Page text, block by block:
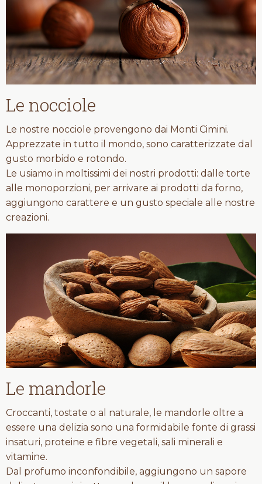
Le nocciole
Le nostre nocciole provengono dai Monti Cimini.
Apprezzate in tutto il mondo, sono caratterizzate dal
gusto morbido e rotondo.
Le usiamo in moltissimi dei nostri prodotti: dalle torte
alle monoporzioni, per arrivare ai prodotti da forno,
aggiungono carattere e un gusto speciale alle nostre
creazioni.
Le mandorle
Croccanti, tostate o al naturale, le mandorle oltre a
essere una delizia sono una formidabile fonte di grassi
insaturi, proteine e fibre vegetali, sali minerali e
vitamine.
Dal profumo inconfondibile, aggiungono un sapore